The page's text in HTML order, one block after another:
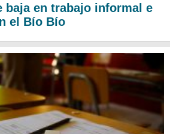
baja en trabajo informal e
el Bío Bío